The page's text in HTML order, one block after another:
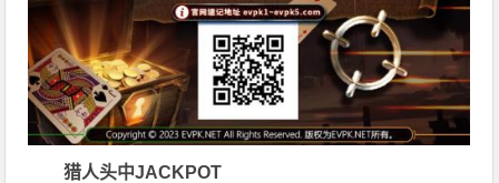
猎人头中JACKPOT